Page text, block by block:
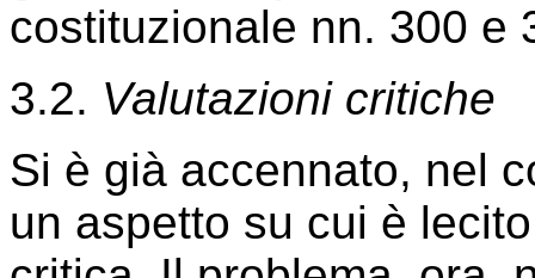
costituzionale nn. 300 e
3.2. Valutazioni critiche
Si è già accennato, nel
un aspetto su cui è